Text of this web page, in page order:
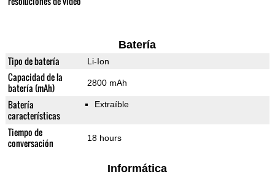
Batería
Tipo de batería Li-Ion
Capacidad de la
batería (mAh)
2800 mAh
Batería
características
Extraíble
Tiempo de
conversación
18 hours
Informática